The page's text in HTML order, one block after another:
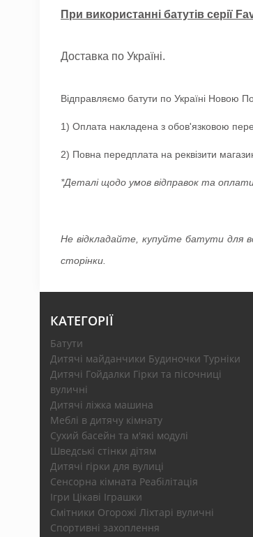
При використанні батутів серії
Доставка по Україні.
Відправляємо батути по Україні Новою
1) Оплата накладена з обов'язковою
2) Повна передплата на реквізити
*Деталі щодо умов відправок та
Не відкладайте, купуйте батути для
сторінки.
КАТЕГОРІЇ
Батути
Дитячі майданчики Будиночки Турніки
Дитячі Гойдалки Гірки та пісочниці
вуличні
Дитячі ліжка машина
Меблі в дитячу кімнату
Сухий басейн та м'які модулі
Шведські стінки дітям
Дитячі гірки для вулиці
Сенсорна кімната Реабілітація
Ігри Цікаві Іграшки
Смітники Огорожі Ліхтарі вуличні
Спортивні захоплення